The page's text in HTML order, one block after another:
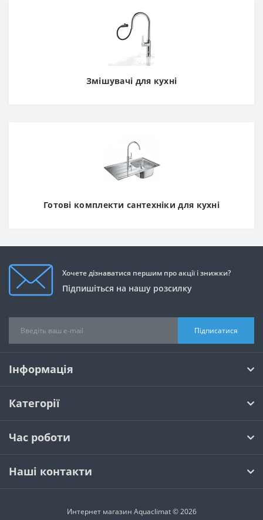
Змішувачі для кухні
Готові комплекти сантехніки для кухні
Хочете дізнаватися першим про акції і знижки?
Підпишіться на нашу розсилку
Підписатися
Інформація
Категорії
Час роботи
Наші контакти
Интернет магазин Aquaclimat © 2026